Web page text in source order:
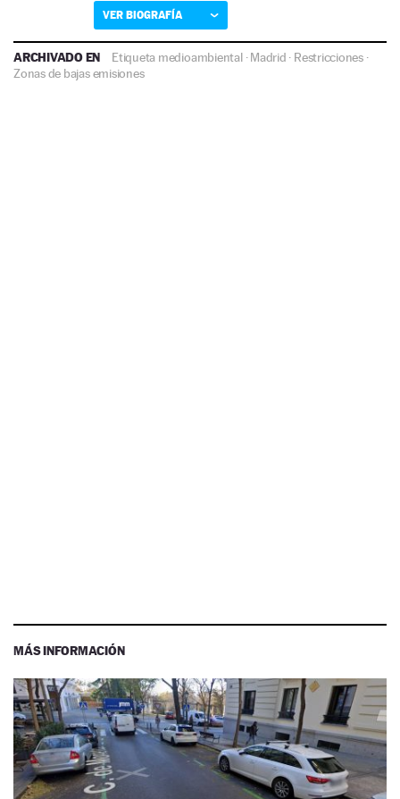
VER BIOGRAFÍA
ARCHIVADO EN Etiqueta medioambiental·Madrid · Restricciones ·
Zonas de bajas emisiones
MÁS INFORMACIÓN